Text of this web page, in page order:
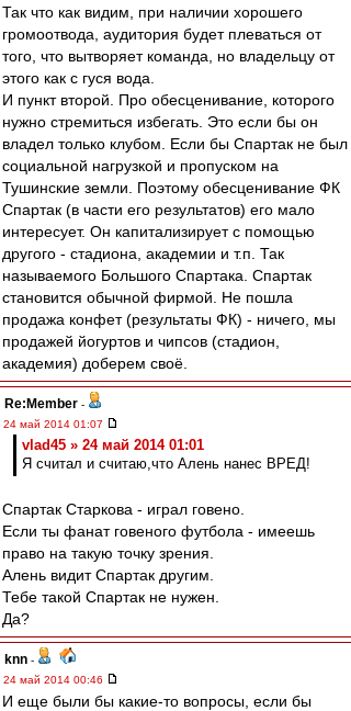
Так что как видим, при наличии хорошего
громоотвода, аудитория будет плеваться от
того, что вытворяет команда, но владельцу от
этого как с гуся вода.
И пункт второй. Про обесценивание, которого
нужно стремиться избегать. Это если бы он
владел только клубом. Если бы Спартак не был
социальной нагрузкой и пропуском на
Тушинские земли. Поэтому обесценивание ФК
Спартак (в части его результатов) его мало
интересует. Он капитализирует с помощью
другого - стадиона, академии и т.п. Так
называемого Большого Спартака. Спартак
становится обычной фирмой. Не пошла
продажа конфет (результаты ФК) - ничего, мы
продажей йогуртов и чипсов (стадион,
академия) доберем своё.
Re:Member -
24 май 2014 01:07
vlad45 » 24 май 2014 01:01
Я считал и считаю,что Алень нанес ВРЕД!
Спартак Старкова - играл говено.
Если ты фанат говеного футбола - имеешь
право на такую точку зрения.
Алень видит Спартак другим.
Тебе такой Спартак не нужен.
Да?
knn -
24 май 2014 00:46
И еще были бы какие-то вопросы, если бы